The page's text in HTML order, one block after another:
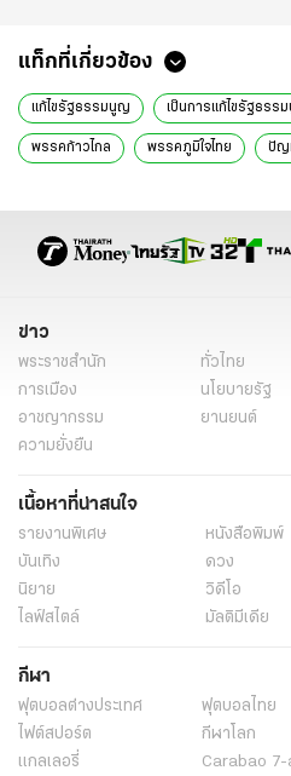
แท็กที่เกี่ยวข้อง
แก้ไขรัฐธรรมนูญ เป็นการแก้ไขรัฐธรร
พรรคก้าวไกล พรรคภูมิใจไทย ปัญ
ข่าว
พระราชสำนัก ทั่วไทย
การเมือง
นโยบายรัฐ
อาชญากรรม
ยานยนต์
ความยั่งยืน
เนื้อหาที่น่าสนใจ
รายงานพิเศษ หนังสือพิมพ์
บันเทิง
ดวง
นิยาย
วิดีโอ
ไลฟ์สไตล์
มัลติมีเดีย
กีฬา
ฟุตบอลต่่างประเทศ ฟุตบอลไทย
ไฟต์สปอร์ต
กีฬาโลก
แกลเลอรี่
Carabao